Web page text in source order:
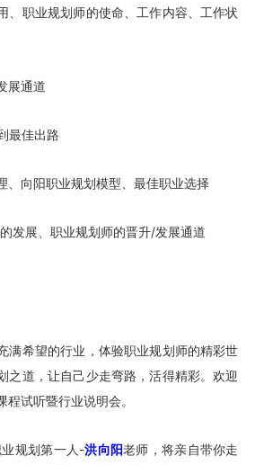
职业规划师的使命、工作内容、工作状
通道
最佳出路
向阳职业规划模型、最佳职业选择
展、职业规划师的晋升/发展通道
希望的行业，体验职业规划师的精彩世
之道，让自己少走弯路，活得精彩。欢迎
试听暨行业说明会。
业规划第一人-洪向阳老师，将亲自带你走